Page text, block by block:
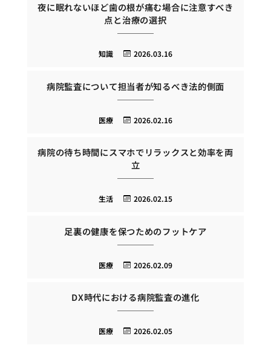
夜に眠れないほど歯の根が痛む場合に注意すべき
点と治療の選択
2026.03.16
知識
病院監査について担当者が知るべき法的側面
2026.02.16
医療
病院の待ち時間にスマホでリラックスと効率を両
立
2026.02.15
生活
足裏の健康を保つためのフットケア
2026.02.09
医療
DX時代における病院監査の進化
2026.02.05
医療